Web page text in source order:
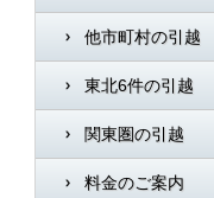
他市町村の引越
東北6件の引越
関東圏の引越
料金のご案内